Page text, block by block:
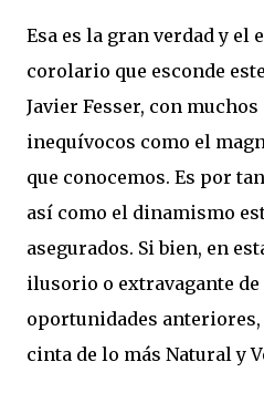
Esa es la gran verdad y el
corolario que esconde
Javier Fesser, con
inequívocos como el
que conocemos. Es por
así como el dinamismo
asegurados. Si bien, en
ilusorio o extravagante
oportunidades anteriores,
cinta de lo más Natural y